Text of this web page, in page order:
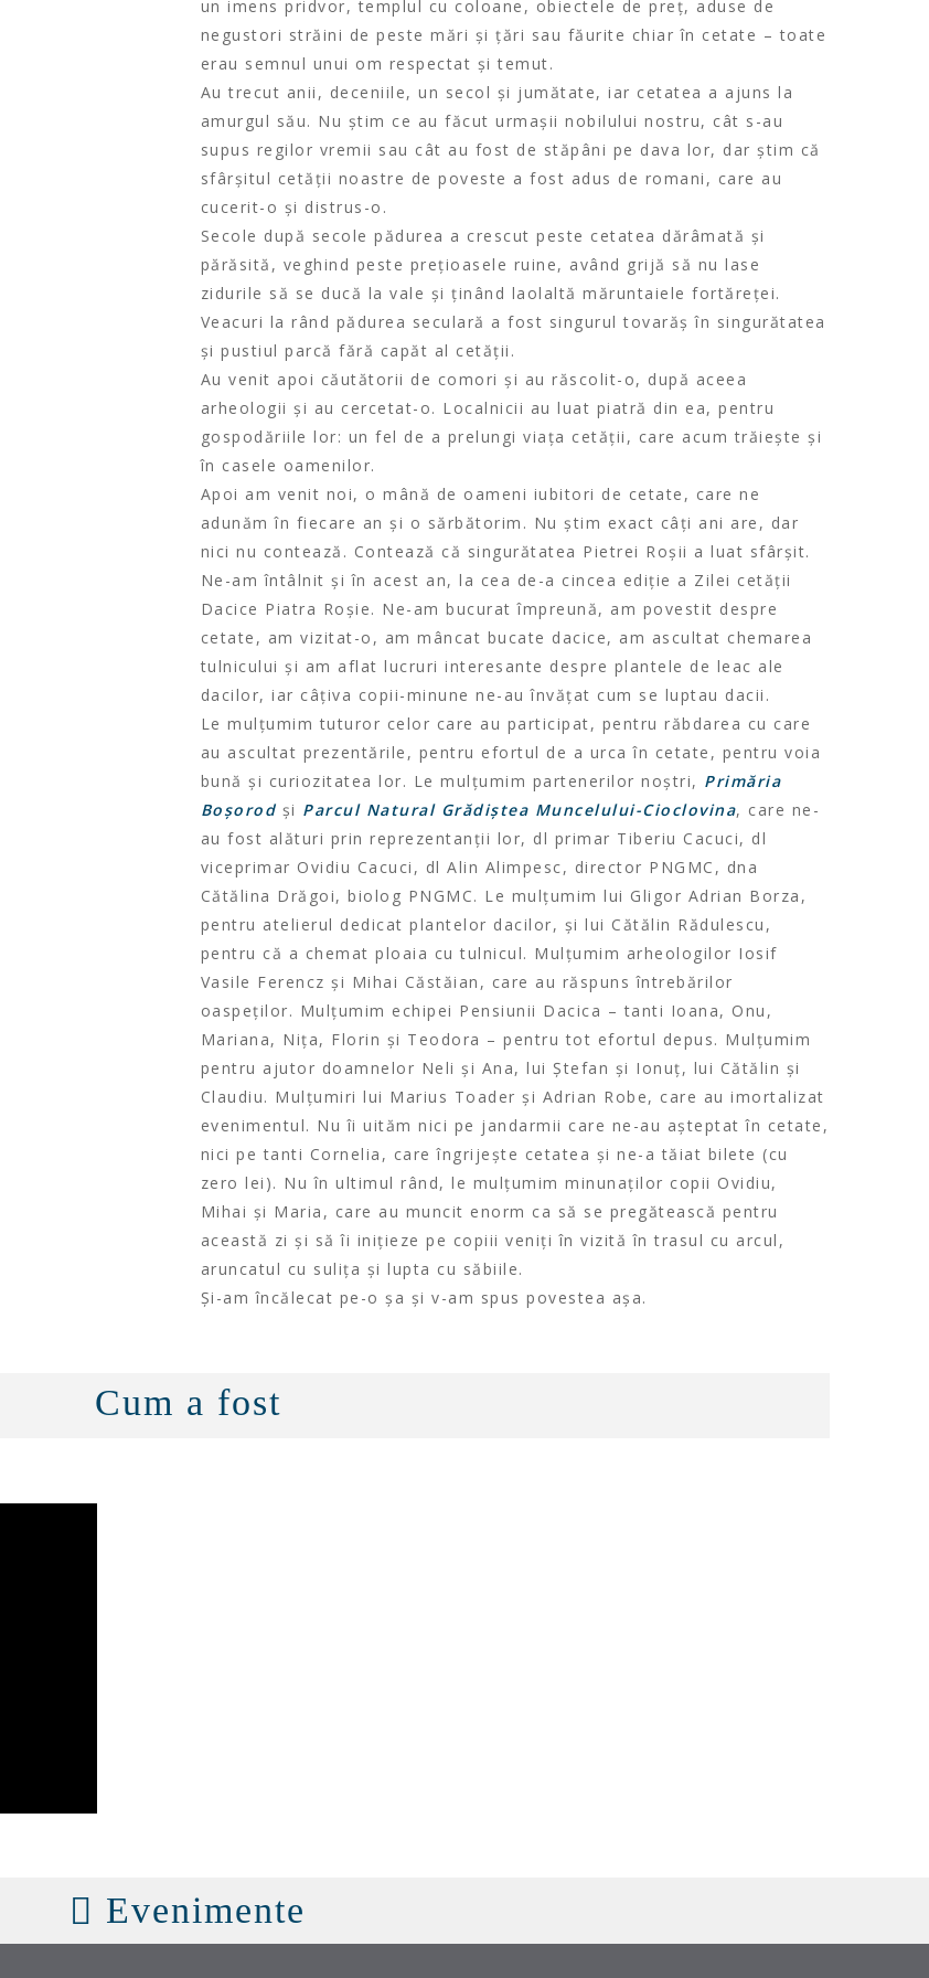
un imens pridvor, templul cu coloane, obiectele de preț, aduse de
negustori străini de peste mări și țări sau făurite chiar în cetate – toate
erau semnul unui om respectat și temut.
Au trecut anii, deceniile, un secol și jumătate, iar cetatea a ajuns la
amurgul său. Nu știm ce au făcut urmașii nobilului nostru, cât s-au
supus regilor vremii sau cât au fost de stăpâni pe dava lor, dar știm că
sfârșitul cetății noastre de poveste a fost adus de romani, care au
cucerit-o și distrus-o.
Secole după secole pădurea a crescut peste cetatea dărâmată și
părăsită, veghind peste prețioasele ruine, având grijă să nu lase
zidurile să se ducă la vale și ținând laolaltă măruntaiele fortăreței.
Veacuri la rând pădurea seculară a fost singurul tovarăș în singurătatea
și pustiul parcă fără capăt al cetății.
Au venit apoi căutătorii de comori și au răscolit-o, după aceea
arheologii și au cercetat-o. Localnicii au luat piatră din ea, pentru
gospodăriile lor: un fel de a prelungi viața cetății, care acum trăiește și
în casele oamenilor.
Apoi am venit noi, o mână de oameni iubitori de cetate, care ne
adunăm în fiecare an și o sărbătorim. Nu știm exact câți ani are, dar
nici nu contează. Contează că singurătatea Pietrei Roșii a luat sfârșit.
Ne-am întâlnit și în acest an, la cea de-a cincea ediție a Zilei cetății
Dacice Piatra Roșie. Ne-am bucurat împreună, am povestit despre
cetate, am vizitat-o, am mâncat bucate dacice, am ascultat chemarea
tulnicului și am aflat lucruri interesante despre plantele de leac ale
dacilor, iar câțiva copii-minune ne-au învățat cum se luptau dacii.
Le mulțumim tuturor celor care au participat, pentru răbdarea cu care
au ascultat prezentările, pentru efortul de a urca în cetate, pentru voia
bună și curiozitatea lor. Le mulțumim partenerilor noștri, Primăria
Boșorod și Parcul Natural Grădiștea Muncelului-Cioclovina, care ne-
au fost alături prin reprezentanții lor, dl primar Tiberiu Cacuci, dl
viceprimar Ovidiu Cacuci, dl Alin Alimpesc, director PNGMC, dna
Cătălina Drăgoi, biolog PNGMC. Le mulțumim lui Gligor Adrian Borza,
pentru atelierul dedicat plantelor dacilor, și lui Cătălin Rădulescu,
pentru că a chemat ploaia cu tulnicul. Mulțumim arheologilor Iosif
Vasile Ferencz și Mihai Căstăian, care au răspuns întrebărilor
oaspeților. Mulțumim echipei Pensiunii Dacica – tanti Ioana, Onu,
Mariana, Nița, Florin și Teodora – pentru tot efortul depus. Mulțumim
pentru ajutor doamnelor Neli și Ana, lui Ștefan și Ionuț, lui Cătălin și
Claudiu. Mulțumiri lui Marius Toader și Adrian Robe, care au imortalizat
evenimentul. Nu îi uităm nici pe jandarmii care ne-au așteptat în cetate,
nici pe tanti Cornelia, care îngrijește cetatea și ne-a tăiat bilete (cu
zero lei). Nu în ultimul rând, le mulțumim minunaților copii Ovidiu,
Mihai și Maria, care au muncit enorm ca să se pregătească pentru
această zi și să îi inițieze pe copiii veniți în vizită în trasul cu arcul,
aruncatul cu sulița și lupta cu săbiile.
Și-am încălecat pe-o șa și v-am spus povestea așa.
Cum a fost
Evenimente